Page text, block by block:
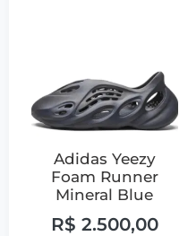
Adidas Yeezy
Foam Runner
Mineral Blue
R$ 2.500,00